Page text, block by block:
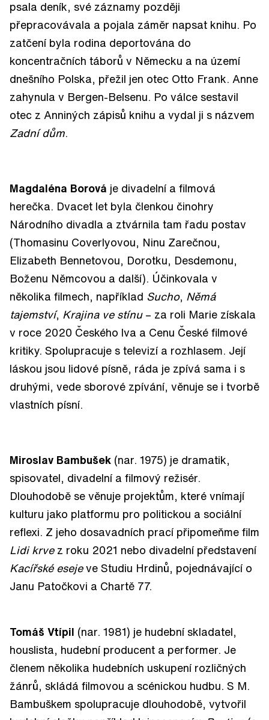
psala deník, své záznamy později
přepracovávala a pojala záměr napsat knihu. Po
zatčení byla rodina deportována do
koncentračních táborů v Německu a na území
dnešního Polska, přežil jen otec Otto Frank. Anne
zahynula v Bergen-Belsenu. Po válce sestavil
otec z Anniných zápisů knihu a vydal ji s názvem
Zadní dům
Magdaléna Borová je divadelní a filmová
herečka. Dvacet let byla členkou činohry
Národního divadla a ztvárnila tam řadu postav
(Thomasinu Coverlyovou, Ninu Zarečnou,
Elizabeth Bennetovou, Dorotku, Desdemonu,
Boženu Němcovou a další). Účinkovala v
několika filmech, například Sucho,
Němá
tajemství, Krajina ve stínu– za roli Marie získala
v roce 2020 Českého lva a Cenu České filmové
kritiky. Spolupracuje s televizí a rozhlasem. Její
láskou jsou lidové písně, ráda je zpívá sama i s
druhými, vede sborové zpívání, věnuje se i tvorbě
vlastních písní.
Miroslav Bambušek (nar. 1975) je dramatik,
spisovatel, divadelní a filmový režisér.
Dlouhodobě se věnuje projektům, které vnímají
kulturu jako platformu pro politickou a sociální
reflexi. Z jeho dosavadních prací připomeňme film
Lidi krvez roku 2021 nebo divadelní představení
Kacířské esejeve Studiu Hrdinů, pojednávající o
Janu Patočkovi a Chartě 77.
Tomáš Vtípil (nar. 1981) je hudební skladatel,
houslista, hudební producent a performer. Je
členem několika hudebních uskupení rozličných
žánrů, skládá filmovou a scénickou hudbu. S M.
Bambuškem spolupracuje dlouhodobě, vytvořil